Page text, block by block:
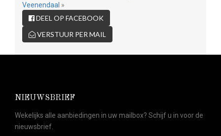
Veenendaal »
DEEL OP FACEBOOK
VERSTUUR PER MAIL
NIEUWSBRIEF
Wekelijks alle aanbiedingen in uw mailbox? Schijf u in voor de
nieuwsbrief.